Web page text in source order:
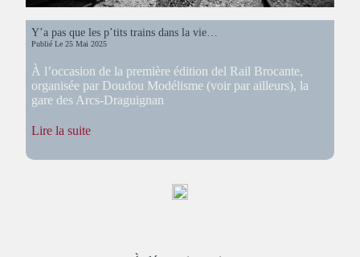
Y’a pas que les p’tits trains dans la vie…
Publié Le25 Mai 2025
À l’occasion de la première édition del Rail Brocante,
organisée par Doudou Modélisme (voir par ailleurs), la
gare des Arcs-Draguignan
Lire la suite:
pas